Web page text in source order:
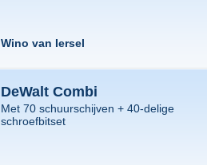
Wino van Iersel
DeWalt Combi
Met 70 schuurschijven + 40-delige
schroefbitset